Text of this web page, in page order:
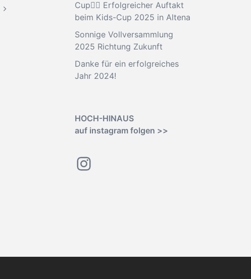
Cup🧗‍♂️ Erfolgreicher Auftakt
beim Kids-Cup 2025 in Altena
Sonnige Vollversammlung
2025 Richtung Zukunft
Danke für ein erfolgreiches
Jahr 2024!
HOCH-HINAUS
auf instagram folgen >>
Instagram